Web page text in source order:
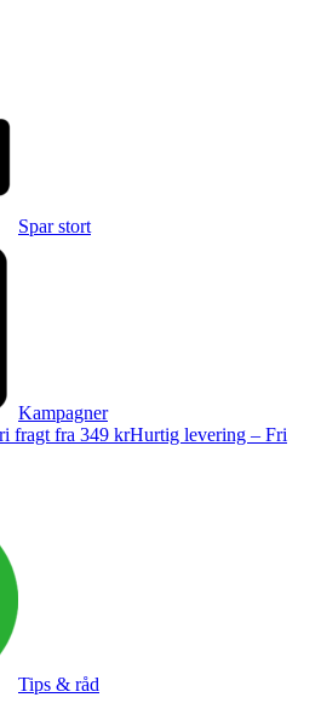
Spar stort
Kampagner
Hurtig levering – Fri
Tips & råd